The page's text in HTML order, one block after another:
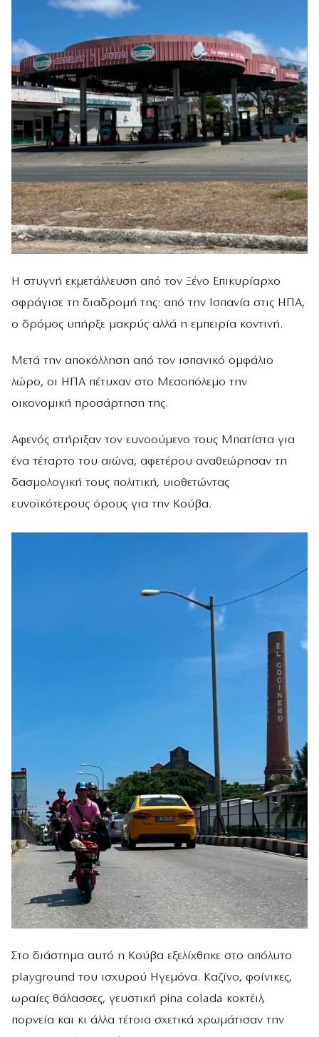
Η στυγνή εκμετάλλευση από τον Ξένο Επικυρίαρχο
σφράγισε τη διαδρομή της: από την Ισπανία στις ΗΠΑ,
ο δρόμος υπήρξε μακρύς αλλά η εμπειρία κοντινή.
Μετά την αποκόλληση από τον ισπανικό ομφάλιο
λώρο, οι ΗΠΑ πέτυχαν στο Μεσοπόλεμο την
οικονομική προσάρτηση της.
Αφενός στήριξαν τον ευνοούμενο τους Μπατίστα για
ένα τέταρτο του αιώνα, αφετέρου αναθεώρησαν τη
δασμολογική τους πολιτική, υιοθετώντας
ευνοϊκότερους όρους για την Κούβα.
Στο διάστημα αυτό η Κούβα εξελίχθηκε στο απόλυτο
playground του ισχυρού Ηγεμόνα. Καζίνο, φοίνικες,
ωραίες θάλασσες, γευστική pina colada κοκτέιλ,
πορνεία και κι άλλα τέτοια σχετικά χρωμάτισαν την